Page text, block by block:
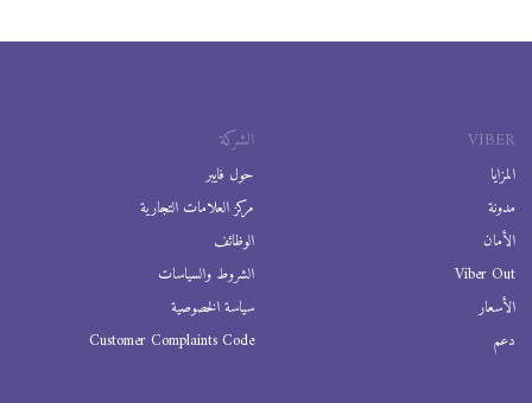
VIBER
المزايا
مدونة
الأمان
Viber Out
الأسعار
دعم
الشركة
حول فايبر
مركز العلامات التجارية
الوظائف
الشروط والسياسات
سياسة الخصوصية
Customer Complaints Code